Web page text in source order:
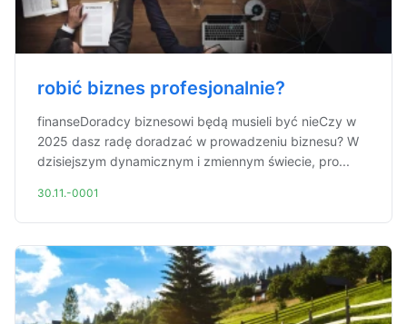
robić biznes profesjonalnie?
finanseDoradcy biznesowi będą musieli być nieCzy w
2025 dasz radę doradzać w prowadzeniu biznesu? W
dzisiejszym dynamicznym i zmiennym świecie, pro...
30.11.-0001